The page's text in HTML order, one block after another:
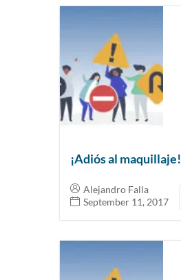
¡Adiós al maquillaje!
Alejandro Falla
September 11, 2017